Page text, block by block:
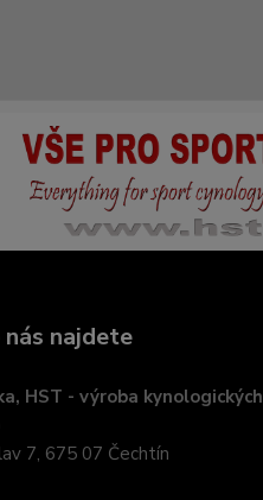
nás najdete
HST - výroba kynologických
7, 675 07 Čechtín